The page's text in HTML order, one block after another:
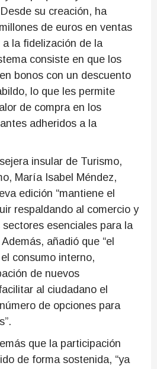
su creación, ha
de euros en ventas
la fidelización de la
consiste en que los
bonos con un descuento
lo que les permite
de compra en los
adheridos a la
insular de Turismo,
María Isabel Méndez,
edición “mantiene el
respaldando al comercio y
sectores esenciales para la
añadió que “el
consumo interno,
de nuevos
al ciudadano el
de opciones para
que la participación
de forma sostenida, “ya